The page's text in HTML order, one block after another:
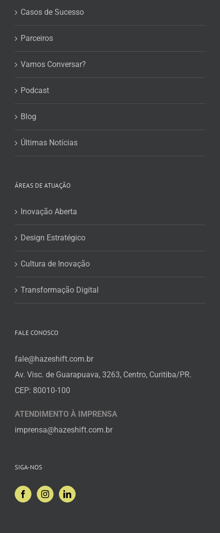
Casos de Sucesso
Parceiros
Vamos Conversar?
Podcast
Blog
Últimas Notícias
ÁREAS DE ATUAÇÃO
Inovação Aberta
Design Estratégico
Cultura de Inovação
Transformação Digital
FALE CONOSCO
fale@hazeshift.com.br
Av. Visc. de Guarapuava, 3263, Centro, Curitiba/PR.
CEP: 80010-100
ATENDIMENTO À IMPRENSA
imprensa@hazeshift.com.br
SIGA-NOS